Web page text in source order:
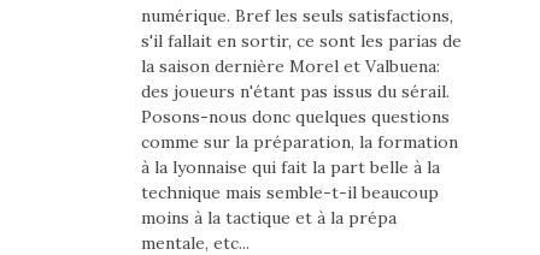
numérique. Bref les seuls satisfactions,
s'il fallait en sortir, ce sont les parias de
la saison dernière Morel et Valbuena:
des joueurs n'étant pas issus du sérail.
Posons-nous donc quelques questions
comme sur la préparation, la formation
à la lyonnaise qui fait la part belle à la
technique mais semble-t-il beaucoup
moins à la tactique et à la prépa
mentale, etc...